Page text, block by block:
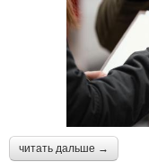
читать дальше →